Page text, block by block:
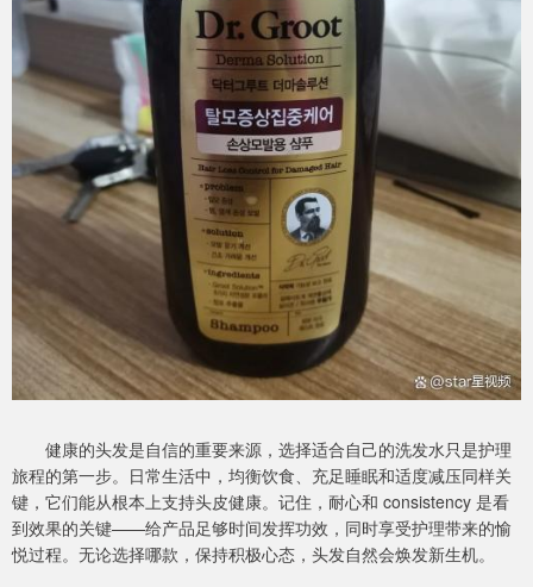
健康的头发是自信的重要来源，选择适合自己的洗发水只是护理
旅程的第一步。日常生活中，均衡饮食、充足睡眠和适度减压同样关
键，它们能从根本上支持头皮健康。记住，耐心和 consistency 是看
到效果的关键——给产品足够时间发挥功效，同时享受护理带来的愉
悦过程。无论选择哪款，保持积极心态，头发自然会焕发新生机。